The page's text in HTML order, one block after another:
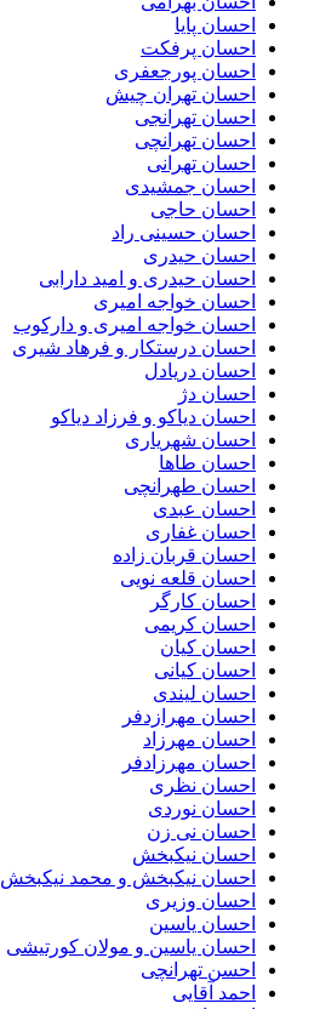
احسان پایا
احسان پرفکت
احسان پورجعفری
احسان تهران چیش
احسان تهرانجی
احسان تهرانچی
احسان تهرانی
احسان جمشیدی
احسان حاجی
احسان حسینی راد
احسان حیدری
احسان حیدری و امید دارابی
احسان خواجه امیری
احسان خواجه امیری و دارکوب
احسان درستكار و فرهاد شيرى
احسان دریادل
احسان دژ
احسان دیاکو و فرزاد دیاکو
احسان شهریاری
احسان طاها
احسان طهرانچی
احسان عبدی
احسان غفاری
احسان قربان زاده
احسان قلعه نویی
احسان کارگر
احسان کریمی
احسان کیان
احسان کیانی
احسان لیندی
احسان مهرازدفر
احسان مهرزاد
احسان مهرزادفر
احسان نظری
احسان نوردی
احسان نی زن
احسان نیکبخش
احسان نیکبخش و محمد نیکبخش
احسان وزیری
احسان یاسین
احسان یاسین و مولان کورتیشی
احسن تهرانچی
احمد آقایی